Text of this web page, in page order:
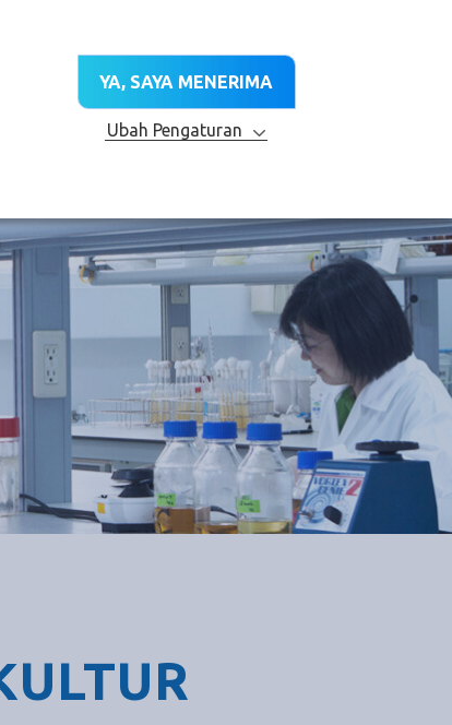
YA, SAYA MENERIMA
Ubah Pengaturan
KEBERLANJUTAN
R&D
TEKNIS